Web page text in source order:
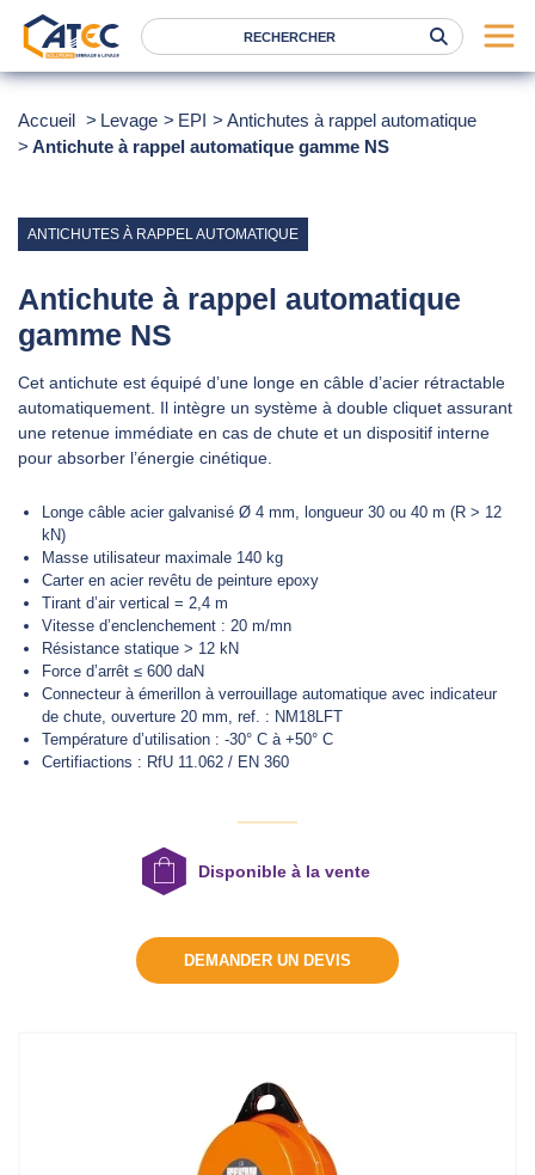
Levage
Marques
Nos agences
Atec
News
RSE
DEMANDER UN DEVIS
Accueil Levage EPI
Antichutes à rappel automatique
Antichute à rappel automatique gamme NS
ANTICHUTES À RAPPEL AUTOMATIQUE
Antichute à rappel automatique
gamme NS
Cet antichute est équipé d’une longe en câble d’acier rétractable
automatiquement. Il intègre un système à double cliquet assurant
une retenue immédiate en cas de chute et un dispositif interne
pour absorber l’énergie cinétique.
Longe câble acier galvanisé Ø 4 mm, longueur 30 ou 40 m (R > 12
kN)
Masse utilisateur maximale 140 kg
Carter en acier revêtu de peinture epoxy
Tirant d’air vertical = 2,4 m
Vitesse d’enclenchement : 20 m/mn
Résistance statique > 12 kN
Force d’arrêt ≤ 600 daN
Connecteur à émerillon à verrouillage automatique avec indicateur
de chute, ouverture 20 mm, ref. : NM18LFT
Température d’utilisation : -30° C à +50° C
Certifiactions : RfU 11.062 / EN 360
Disponible à la vente
DEMANDER UN DEVIS